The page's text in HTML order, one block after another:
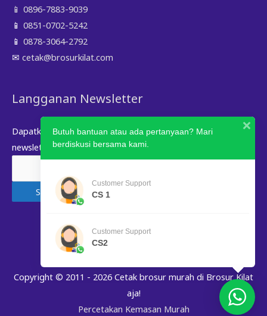
📱 0896-7883-9039
📱 0851-0702-5242
📱 0878-3064-2792
✉ cetak@brosurkilat.com
Langganan Newsletter
Dapatkan informasi terbaru, promo menarik melalui email
newsletter.
Copyright © 2011 - 2026 Cetak brosur murah di Brosur Kilat
aja!
Percetakan Kemasan Murah
Butuh bantuan atau ada pertanyaan? Mari
berdiskusi bersama kami.
Customer Support
CS 1
Customer Support
CS2